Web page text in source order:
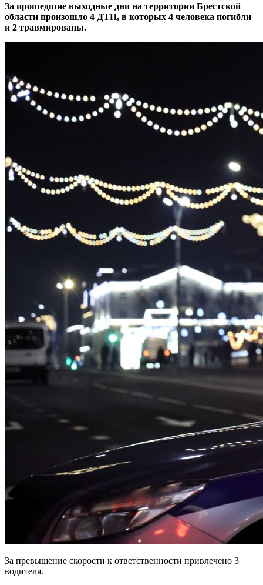
За прошедшие выходные дни на территории Брестской
области произошло 4 ДТП, в которых 4 человека погибли
и 2 травмированы.
За превышение скорости к ответственности привлечено 3
водителя.